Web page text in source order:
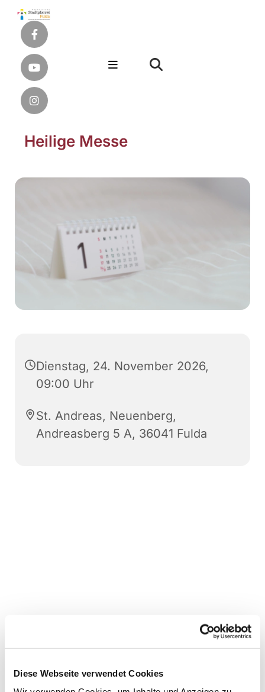
Diese Webseite verwendet Cookies
Heilige Messe
Dienstag, 24. November 2026,
09:00 Uhr
St. Andreas, Neuenberg,
Andreasberg 5 A, 36041 Fulda